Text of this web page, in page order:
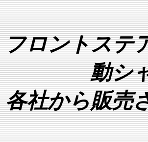
フロントステ
動シ
各社から販売